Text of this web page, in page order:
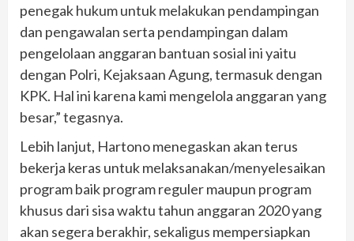
penegak hukum untuk melakukan pendampingan
dan pengawalan serta pendampingan dalam
pengelolaan anggaran bantuan sosial ini yaitu
dengan Polri, Kejaksaan Agung, termasuk dengan
KPK. Hal ini karena kami mengelola anggaran yang
besar,” tegasnya.
Lebih lanjut, Hartono menegaskan akan terus
bekerja keras untuk melaksanakan/menyelesaikan
program baik program reguler maupun program
khusus dari sisa waktu tahun anggaran 2020 yang
akan segera berakhir, sekaligus mempersiapkan